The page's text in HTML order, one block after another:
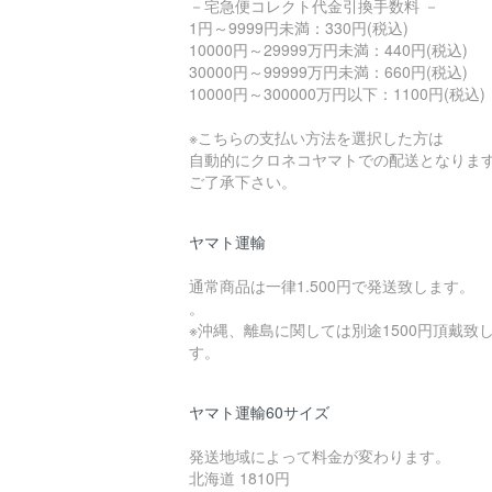
－宅急便コレクト代金引換手数料 －
1円～9999円未満：330円(税込)
10000円～29999万円未満：440円(税込)
30000円～99999万円未満：660円(税込)
10000円～300000万円以下：1100円(税込)
※こちらの支払い方法を選択した方は
自動的にクロネコヤマトでの配送となります
ご了承下さい。
ヤマト運輸
通常商品は一律1.500円で発送致します。
。
※沖縄、離島に関しては別途1500円頂戴致
す。
ヤマト運輸60サイズ
発送地域によって料金が変わります。
北海道 1810円